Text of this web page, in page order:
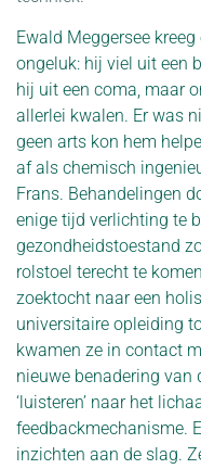
Ewald Meggersee
ongeluk: hij viel uit een
hij uit een coma, maar
allerlei kwalen. Er was
geen arts kon hem
af als chemisch
Frans. Behandelingen
enige tijd verlichting te
gezondheidstoestand
rolstoel terecht te
zoektocht naar een
universitaire opleiding
kwamen ze in contact
nieuwe benadering van
‘luisteren’ naar het
feedbackmechanisme.
inzichten aan de slag.